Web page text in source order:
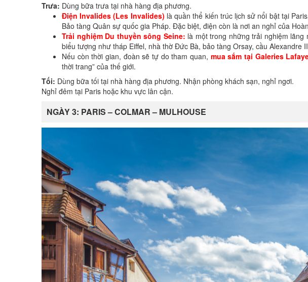
Trưa: Dùng bữa trưa tại nhà hàng địa phương.
Điện Invalides (Les Invalides) là quần thể kiến trúc lịch sử nổi bật tại
Bảo tàng Quân sự quốc gia Pháp. Đặc biệt, điện còn là nơi an nghỉ của
Trải nghiệm Du thuyền sông Seine: là một trong những trải nghiệm
biểu tượng như tháp Eiffel, nhà thờ Đức Bà, bảo tàng Orsay, cầu
Nếu còn thời gian, đoàn sẽ tự do tham quan, mua sắm tại Galeries
thời trang” của thế giới.
Tối: Dùng bữa tối tại nhà hàng địa phương. Nhận phòng khách sạn, nghỉ ngơi.
Nghỉ đêm tại Paris hoặc khu vực lân cận.
NGÀY 3: PARIS – COLMAR – MULHOUSE